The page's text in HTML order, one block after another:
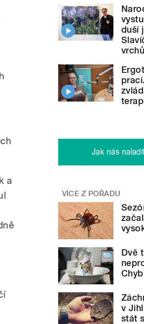
a
duší
vrchů
Jak nás
VÍCE Z POŘADU
Dvě
v
stát